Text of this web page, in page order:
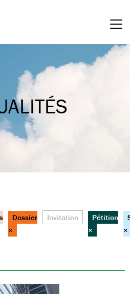
Dossier
×
Invitation
Pétition
×
×